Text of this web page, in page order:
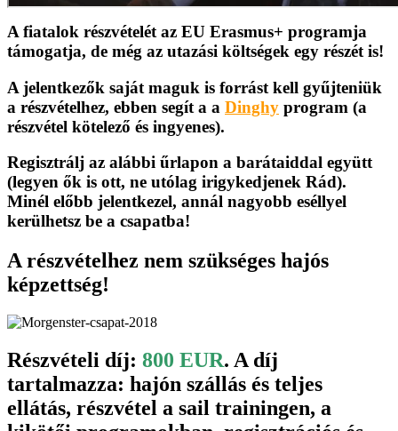
A fiatalok részvételét az EU Erasmus+ programja
támogatja, de még az utazási költségek egy részét is!
A jelentkezők saját maguk is forrást kell gyűjteniük
a részvételhez, ebben segít a a Dinghy program (a
részvétel kötelező és ingyenes).
Regisztrálj az alábbi űrlapon a barátaiddal együtt
(legyen ők is ott, ne utólag irigykedjenek Rád).
Minél előbb jelentkezel, annál nagyobb eséllyel
kerülhetsz be a csapatba!
A részvételhez nem szükséges hajós
képzettség!
Részvételi díj: 800 EUR. A díj
tartalmazza: hajón szállás és teljes
ellátás, részvétel a sail trainingen, a